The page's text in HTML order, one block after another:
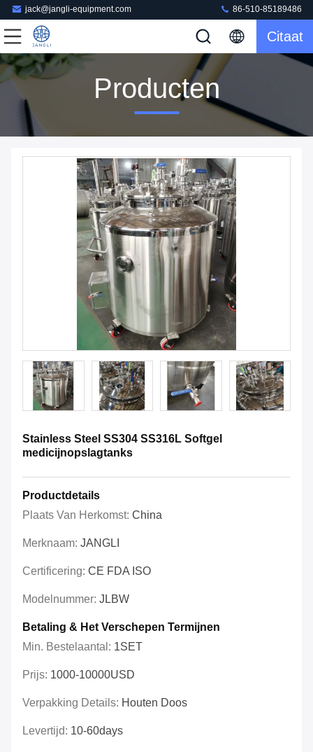
jack@jangli-equipment.com 86-510-85189486
Citaat
Producten
Stainless Steel SS304 SS316L Softgel
medicijnopslagtanks
Productdetails
Plaats Van Herkomst: China
Merknaam: JANGLI
Certificering: CE FDA ISO
Modelnummer: JLBW
Betaling & Het Verschepen Termijnen
Min. Bestelaantal: 1SET
Prijs: 1000-10000USD
Verpakking Details: Houten Doos
Levertijd: 10-60days